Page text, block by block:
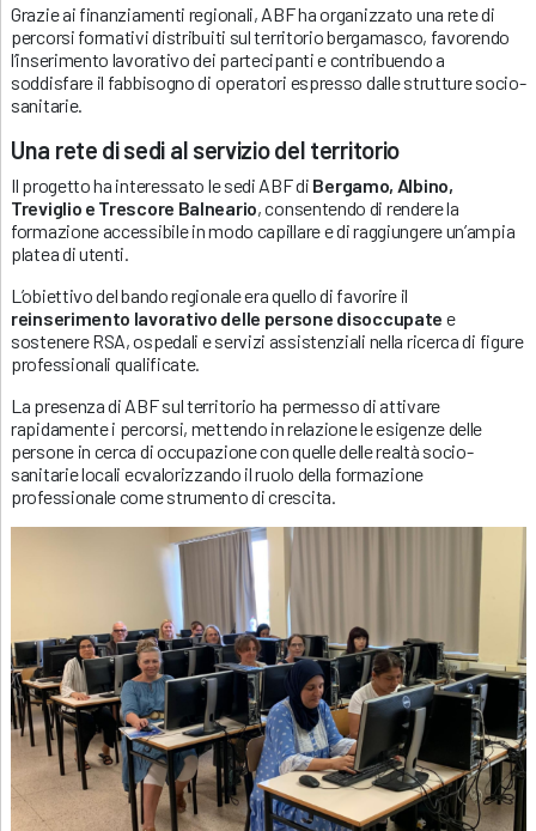
Grazie ai finanziamenti regionali, ABF ha organizzato una rete di
percorsi formativi distribuiti sul territorio bergamasco, favorendo
l’inserimento lavorativo dei partecipanti e contribuendo a
soddisfare il fabbisogno di operatori espresso dalle strutture socio-
sanitarie.
Una rete di sedi al servizio del territorio
Il progetto ha interessato le sedi ABF di Bergamo, Albino,
Treviglio e Trescore Balneario, consentendo di rendere la
formazione accessibile in modo capillare e di raggiungere un’ampia
platea di utenti.
L’obiettivo del bando regionale era quello di favorire il
reinserimento lavorativo delle persone disoccupate e
sostenere RSA, ospedali e servizi assistenziali nella ricerca di figure
professionali qualificate.
La presenza di ABF sul territorio ha permesso di attivare
rapidamente i percorsi, mettendo in relazione le esigenze delle
persone in cerca di occupazione con quelle delle realtà socio-
sanitarie locali ecvalorizzando il ruolo della formazione
professionale come strumento di crescita.